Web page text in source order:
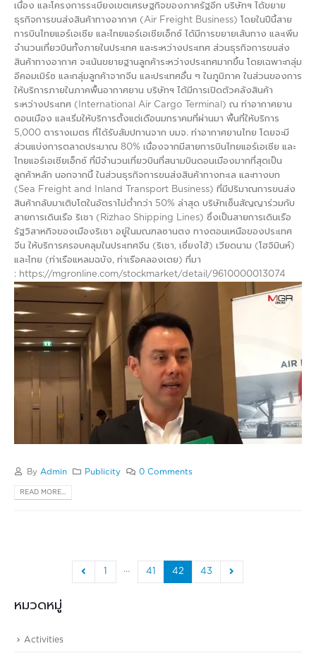
เนื่อง และโครงการระเบียงเขตเศรษฐกิจของภาครัฐอีก บริษัทฯ ได้ขยาย
ธุรกิจการขนส่งสินค้าทางอากาศ (Air Freight Business) โดยในปีนี้สาย
การบินไทยแอร์เอเชีย และไทยแอร์เอเชียเอ็กซ์ ได้มีการขยายเส้นทาง และเพิ่ม
จำนวนเที่ยวบินทั้งภายในประเทศ และระหว่างประเทศ ส่วนธุรกิจการขนส่ง
สินค้าทางอากาศ จะเน้นขยายฐานลูกค้าระหว่างประเทศมากขึ้น โดยเฉพาะกลุ่ม
อีคอมเมิร์ซ และกลุ่มลูกค้าจากจีน และประเทศอื่น ๆ ในภูมิภาค ในส่วนของการ
ให้บริการภายในภาคพื้นอากาศยาน บริษัทฯ ได้มีการเปิดตัวคลังสินค้า
ระหว่างประเทศ (International Air Cargo Terminal) ณ ท่าอากาศยาน
ดอนเมือง และเริ่มให้บริการตั้งแต่เดือนมกราคมที่ผ่านมา พื้นที่ให้บริการ
5,000 ตารางเมตร ที่ได้รับสัมปทานจาก บมจ. ท่าอากาศยานไทย โดยจะมี
ส่วนแบ่งการตลาดประมาณ 80% เนื่องจากมีสายการบินไทยแอร์เอเชีย และ
ไทยแอร์เอเชียเอ็กซ์ ที่มีจำนวนเที่ยวบินที่สนามบินดอนเมืองมากที่สุดเป็น
ลูกค้าหลัก นอกจากนี้ ในส่วนธุรกิจการขนส่งสินค้าทางทะเล และทางบก
(Sea Freight and Inland Transport Business) ที่มีปริมาณการขนส่ง
สินค้ากลับมาเติบโตในอัตราไม่ต่ำกว่า 50% ล่าสุด บริษัทเซ็นสัญญาร่วมกับ
สายการเดินเรือ ริเชา (Rizhao Shipping Lines) ซึ่งเป็นสายการเดินเรือ
รัฐวิสาหกิจของเมืองริเชา อยู่ในมณฑลซานตง ทางตอนเหนือของประเทศ
จีน ให้บริการครอบคลุมในประเทศจีน (ริเชา, เซี่ยงไฮ้) เวียดนาม (โฮจิมินห์)
และไทย (ท่าเรือแหลมฉบัง, ท่าเรือคลองเตย) ที่มา
: https://mgronline.com/stockmarket/detail/9610000013074
By Admin Publicity 0 Comments
READ MORE...
… 41 42 43
หมวดหมู่
Activities